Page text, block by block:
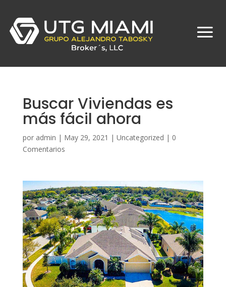
Buscar Viviendas es
más fácil ahora
por admin | May 29, 2021 | Uncategorized | 0
Comentarios